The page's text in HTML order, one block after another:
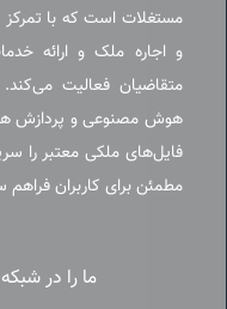
مستغلات است که با
و اجاره ملک و ارائه
متقاضیان فعالیت می‌کند.
هوش مصنوعی و پردازش
فایل‌های ملکی معتبر را
مطمئن برای کاربران فراهم
ما را در